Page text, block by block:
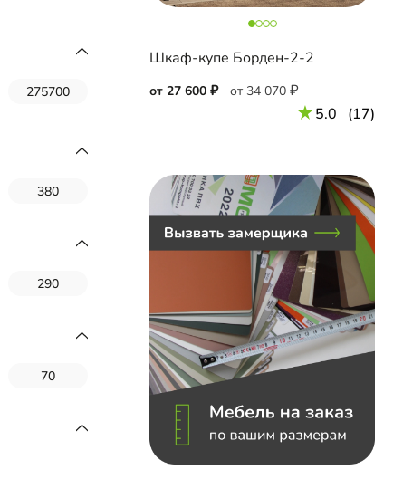
Шкаф-купе Борден-2-2
от 27 600 от 34 070
5.0 (17)